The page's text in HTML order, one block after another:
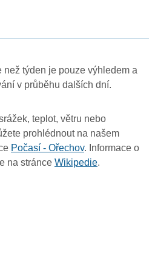
týden je pouze výhledem a
v průběhu dalších dní.
teplot, větru nebo
prohlédnout na našem
Počasí - Ořechov. Informace o
na stránce Wikipedie.